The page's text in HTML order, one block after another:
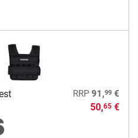
RRP 91,99€
50,65€